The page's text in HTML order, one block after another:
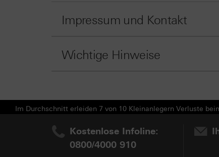
Impressum und Kontakt
Wichtige Hinweise
Im Durchschnitt erleiden 7 von 10 Kleinanlegern Verluste
Kostenlose Infoline:
0800/4000 910